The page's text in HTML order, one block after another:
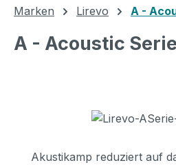
Marken Lirevo A -
A - Acoustic Serie
Akustikamp reduziert auf